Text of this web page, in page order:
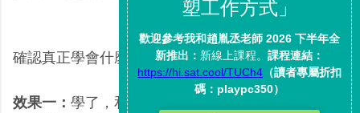
確認真正學會什麼，可以達到下面三個效果。
效果一： 學了，和學會了，是兩個非常不同的行動。